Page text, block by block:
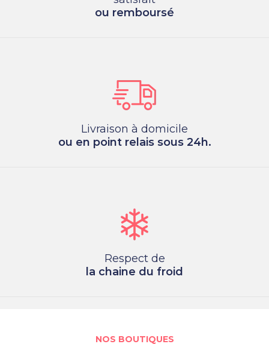
ou remboursé
Livraison à domicile
ou en point relais sous 24h.
Respect de
la chaine du froid
NOS BOUTIQUES